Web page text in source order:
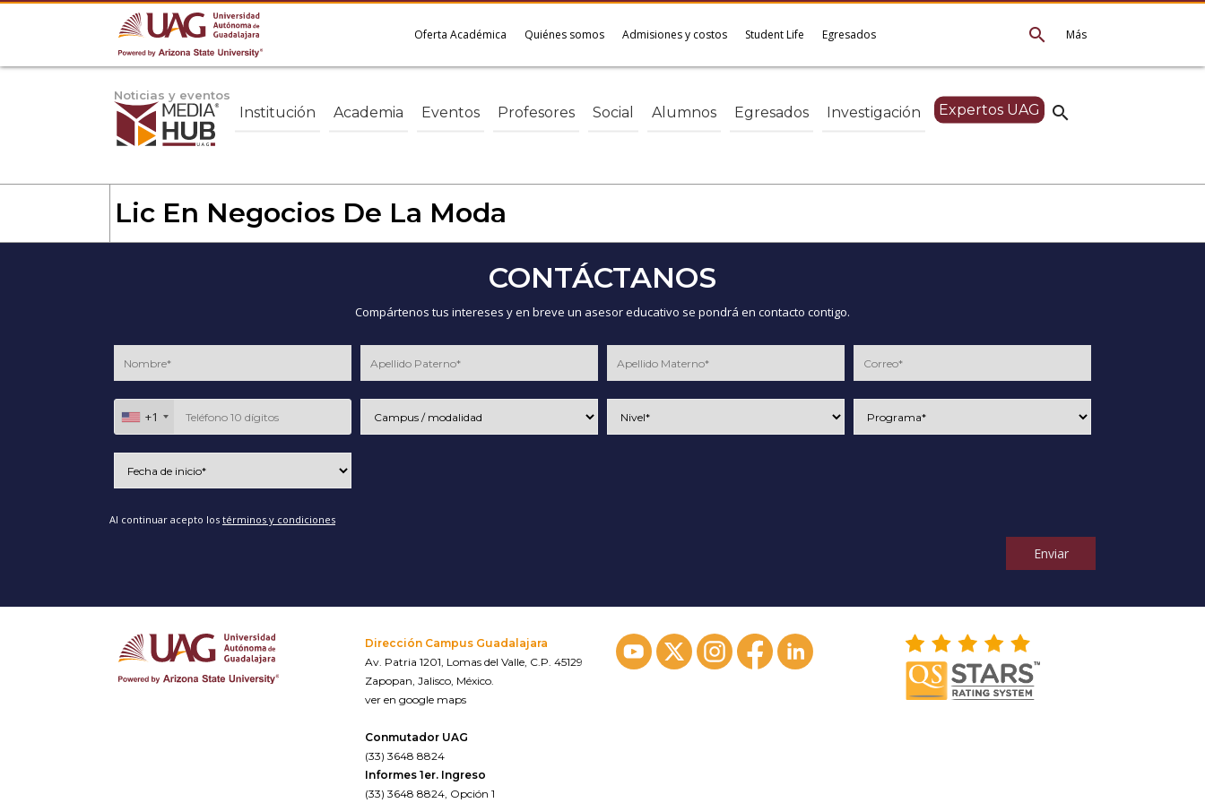
Más
search
Oferta Académica Quiénes somos Admisiones y costos Student Life Egresados
Noticias y eventos
search
Institución Academia Eventos Profesores Social Alumnos Egresados Investigación Expertos UAG
Lic En Negocios De La Moda
CONTÁCTANOS
Compártenos tus intereses y en breve un asesor educativo se pondrá en contacto contigo.
+1
Al continuar acepto los términos y condiciones
Enviar
Dirección Campus Guadalajara
Av. Patria 1201, Lomas del Valle, C.P. 45129
Zapopan, Jalisco, México.
ver en google maps
Conmutador UAG
(33) 3648 8824
Informes 1er. Ingreso
(33) 3648 8824, Opción 1